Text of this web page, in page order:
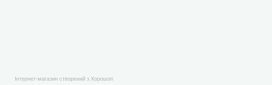
Інтернет-магазин створений з Хорошоп